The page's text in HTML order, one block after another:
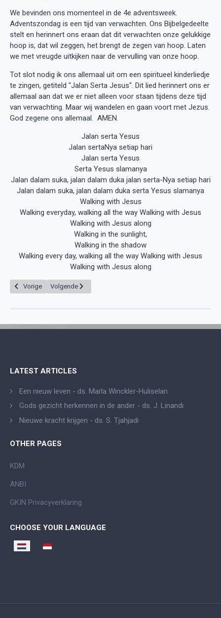
We bevinden ons momenteel in de 4e adventsweek.
Adventszondag is een tijd van verwachten. Ons Bijbelgedeelte
stelt en herinnert ons eraan dat dit verwachten onze gelukkige
hoop is, dat wil zeggen, het brengt de zegen van hoop. Laten
we met vreugde uitkijken naar de vervulling van onze hoop.
Tot slot nodig ik ons allemaal uit om een spiritueel kinderliedje
te zingen, getiteld "Jalan Serta Jesus". Dit lied herinnert ons er
allemaal aan dat we er niet alleen voor staan tijdens deze tijd
van verwachting. Maar wij wandelen en gaan voort met Jezus.
God zegene ons allemaal. AMEN.
Jalan serta Yesus
Jalan sertaNya setiap hari
Jalan serta Yesus
Serta Yesus slamanya
Jalan dalam suka, jalan dalam duka jalan serta-Nya setiap hari
Jalan dalam suka, jalan dalam duka serta Yesus slamanya
Walking with Jesus
Walking everyday, walking all the way Walking with Jesus
Walking with Jesus along
Walking in the sunlight,
Walking in the shadow
Walking every day, walking all the way Walking with Jesus
Walking with Jesus along
Vorig artikel: Christus kwam om de kwetsbaarheid van de mensheid te
Vorige Volgende artikel: David, de zoon van Isaï en een voorvader
Volgende
LATEST ARTICLES
Een nieuw leven - ds. Marla Winckler-Huliselan
Gods gezicht herkennen in de ander - ds. J. Linandi
Nieuwe kracht krijgen - ds. S. Tjahjadi
OTHER PAGES
KDM
ANBI
GKIN Privacyverklaring
CHOOSE YOUR LANGUAGE
Selecteer de taal